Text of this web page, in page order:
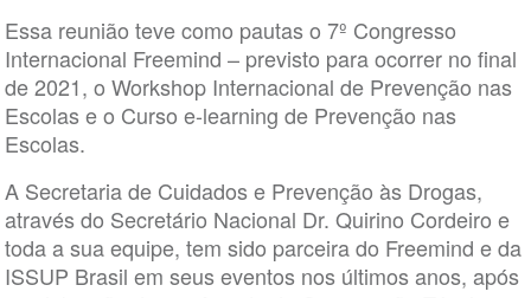
Essa reunião teve como pautas o 7º Congresso
Internacional Freemind – previsto para ocorrer no final
de 2021, o Workshop Internacional de Prevenção nas
Escolas e o Curso e-learning de Prevenção nas
Escolas.
A Secretaria de Cuidados e Prevenção às Drogas,
através do Secretário Nacional Dr. Quirino Cordeiro e
toda a sua equipe, tem sido parceira do Freemind e da
ISSUP Brasil em seus eventos nos últimos anos, após